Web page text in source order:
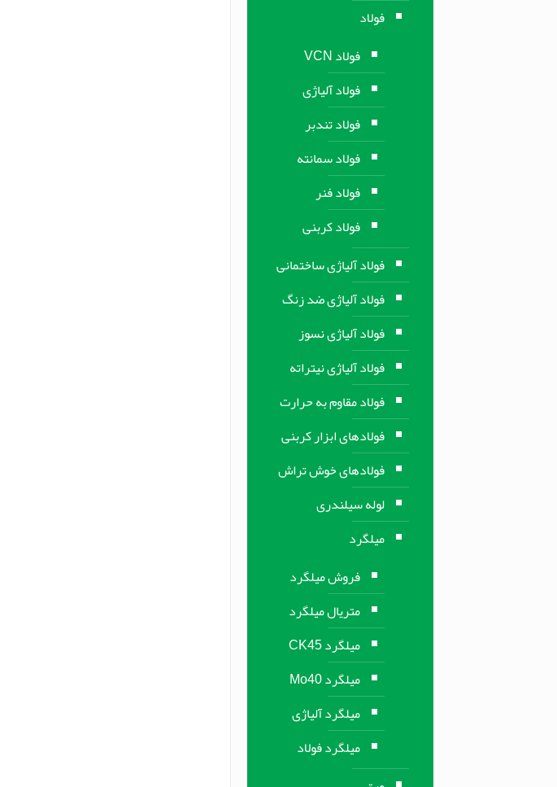
فولاد
فولاد VCN
فولاد آلیاژی
فولاد تندبر
فولاد سمانته
فولاد فنر
فولاد کربنی
فولاد آلیاژی ساختمانی
فولاد آلیاژی ضد زنگ
فولاد آلیاژی نسوز
فولاد آلیاژی نیتراته
فولاد مقاوم به حرارت
فولادهای ابزار کربنی
فولادهای خوش تراش
لوله سیلندری
میلگرد
فروش میلگرد
متریال میلگرد
میلگرد CK45
میلگرد Mo40
میلگرد آلیاژی
میلگرد فولاد